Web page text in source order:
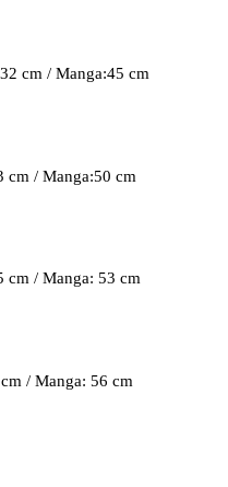
cm / Manga:45 cm
cm / Manga:50 cm
cm / Manga: 53 cm
/ Manga: 56 cm